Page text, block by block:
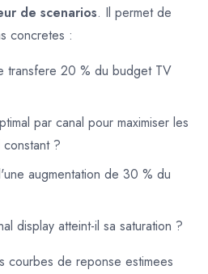
de scenarios. Il permet de
concretes :
transfere 20 % du budget TV
par canal pour maximiser les
?
augmentation de 30 % du
display atteint-il sa saturation ?
courbes de reponse estimees